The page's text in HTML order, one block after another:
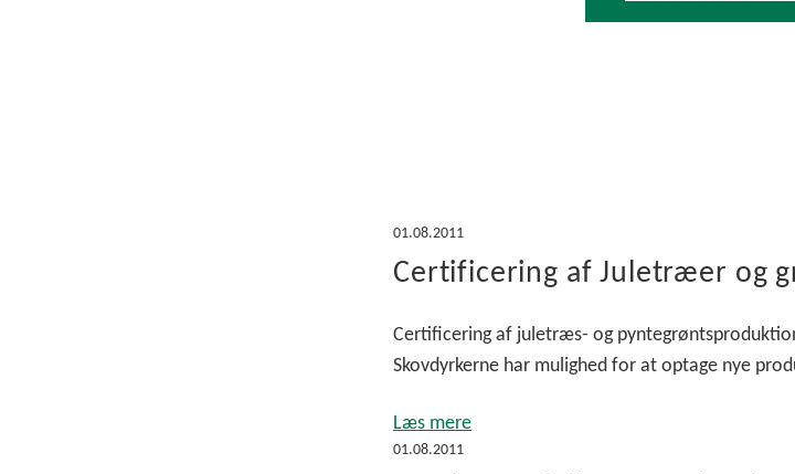
01.08.2011
Certificering af Juletræer og
Certificering af juletræs- og
Skovdyrkerne har mulighed for at optage nye
Læs mere
01.08.2011